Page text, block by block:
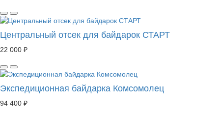
Центральный отсек для байдарок СТАРТ
22 000 ₽
Экспедиционная байдарка Комсомолец
94 400 ₽